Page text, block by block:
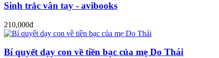
Sinh trắc vân tay - avibooks
210,000đ
Bí quyết dạy con về tiền bạc của mẹ Do Thái